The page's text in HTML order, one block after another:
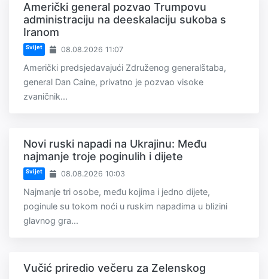
Američki general pozvao Trumpovu
administraciju na deeskalaciju sukoba s
Iranom
Svijet 08.08.2026 11:07
Američki predsjedavajući Združenog generalštaba,
general Dan Caine, privatno je pozvao visoke
zvaničnik...
Novi ruski napadi na Ukrajinu: Među
najmanje troje poginulih i dijete
Svijet 08.08.2026 10:03
Najmanje tri osobe, među kojima i jedno dijete,
poginule su tokom noći u ruskim napadima u blizini
glavnog gra...
Vučić priredio večeru za Zelenskog